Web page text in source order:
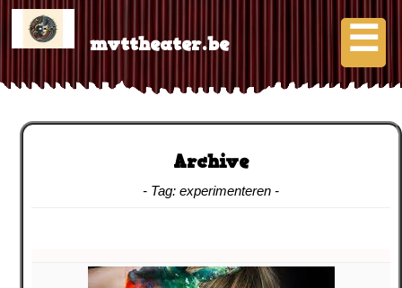
Skip
content
mvttheater.be ☰
Over ons
Archive
- Tag:experimenteren -